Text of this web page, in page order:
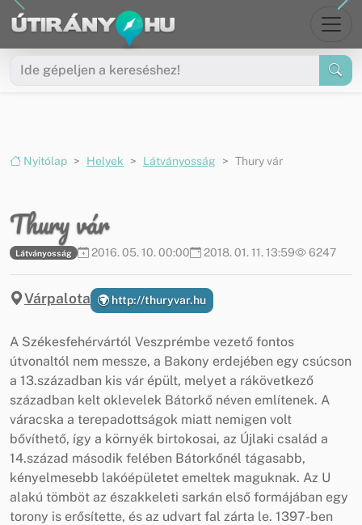
Ugrás a menüre
Ugrás a tartalomra
Nyitólap Helyek Látványosság Thury vár
Thury vár
Látványosság 2016. 05. 10. 00:00 2018. 01. 11. 13:59 6247
Várpalota http://thuryvar.hu
A Székesfehérvártól Veszprémbe vezető fontos
útvonaltól nem messze, a Bakony erdejében egy csúcson
a 13.században kis vár épült, melyet a rákövetkező
században kelt oklevelek Bátorkő néven említenek. A
váracska a terepadottságok miatt nemigen volt
bővíthető, így a környék birtokosai, az Újlaki család a
14.század második felében Bátorkőnél tágasabb,
kényelmesebb lakóépületet emeltek maguknak. Az U
alakú tömböt az északkeleti sarkán első formájában egy
torony is erősítette, és az udvart fal zárta le. 1397-ben